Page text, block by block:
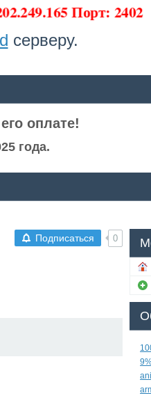
Порт: 2402
серверу.
оплате!
года.
Подписаться 0